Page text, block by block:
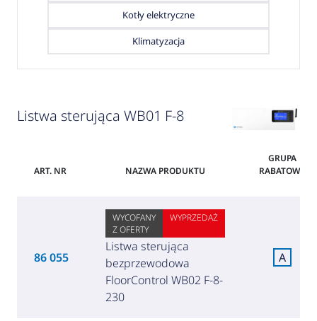
Kotły elektryczne
Klimatyzacja
Listwa sterująca WB01 F-8
ART. NR NAZWA PRODUKTU
GRUPA
RABATOWA
86 055
WYCOFANY
Z OFERTY
WYPRZEDAŻ
Listwa sterująca
bezprzewodowa
FloorControl WB02 F-8-
230
A